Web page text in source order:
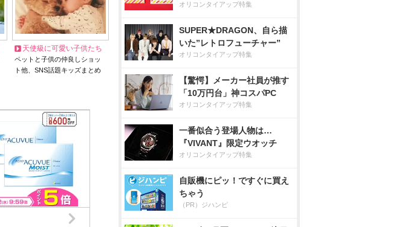
天使級に可愛い子供たち
ペットと子供の仲良しショッ
ト他、SNS話題キッズまとめ
オリコンタイアップ特集
SUPER★DRAGON、自ら描
いた”レトロフューチャー”
オリコンタイアップ特集
【驚愕】メーカー社員が推す
「10万円台」神コスパPC
オリコンタイアップ特集
一番似合う登場人物は…
『VIVANT』限定ウオッチ
オリコンタイアップ特集
自販機にピッ！ですぐに買え
ちゃう
（PR）ジハンピ